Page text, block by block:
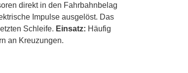
direkt in den Fahrbahnbelag
Impulse ausgelöst. Das
Schleife. Einsatz: Häufig
an Kreuzungen.